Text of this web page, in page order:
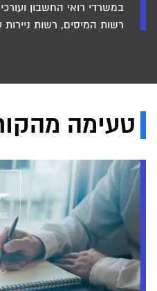
במשרדי רואי החשבון
רשות המיסים, רשות ניירות
טעימה